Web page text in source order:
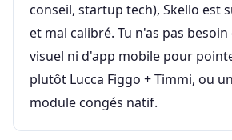
conseil, startup tech), Skello est
et mal calibré. Tu n'as pas
visuel ni d'app mobile pour
plutôt Lucca Figgo + Timmi, ou
module congés natif.